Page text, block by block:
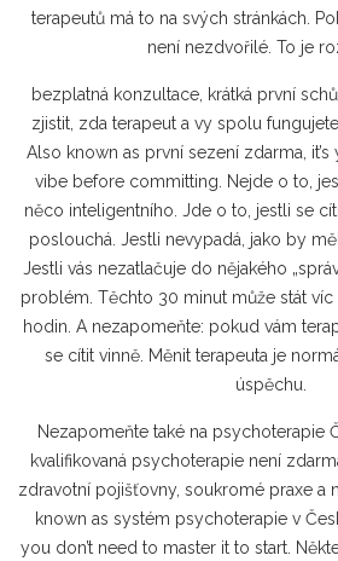
terapeutů má to na svých stránkách.
není nezdvořilé. To je
bezplatná konzultace, krátká první
zjistit, zda terapeut a vy spolu
Also known as první sezení zdarma ,
vibe before committing.
Nejde o to,
něco inteligentního. Jde o to, jestli se
poslouchá. Jestli nevypadá, jako by
Jestli vás nezatlačuje do nějakého
problém. Těchto 30 minut může stát
hodin. A nezapomeňte: pokud vám
se cítit vinně. Měnit terapeuta je
úspěchu.
Nezapomeňte také na psychoterapie
kvalifikovaná psychoterapie není
zdravotní pojišťovny, soukromé praxe a
known as systém psychoterapie v
you don’t need to master it to start.